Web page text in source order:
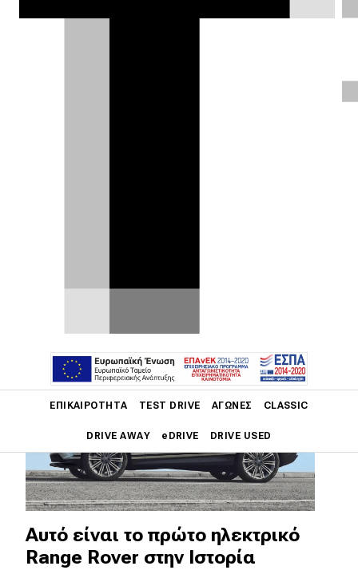
ΕΠΙΚΑΙΡΌΤΗΤΑ TEST DRIVE ΑΓΏΝΕΣ CLASSIC
DRIVE AWAY eDRIVE DRIVE USED
Main navigation
Επικαιρότητα
Νέα μοντέλα
Πρωτότυπα
Αυτό είναι το πρώτο ηλεκτρικό
Range Rover στην Ιστορία